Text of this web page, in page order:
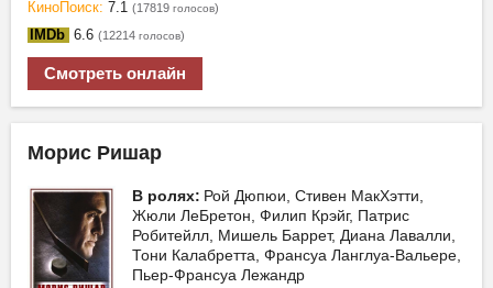
КиноПоиск: 7.1 (17819 голосов)
IMDb 6.6 (12214 голосов)
Смотреть онлайн
Морис Ришар
В ролях: Рой Дюпюи, Стивен МакХэтти,
Жюли ЛеБретон, Филип Крэйг, Патрис
Робитейлл, Мишель Баррет, Диана Лавалли,
Тони Калабретта, Франсуа Ланглуа-Вальере,
Пьер-Франсуа Лежандр